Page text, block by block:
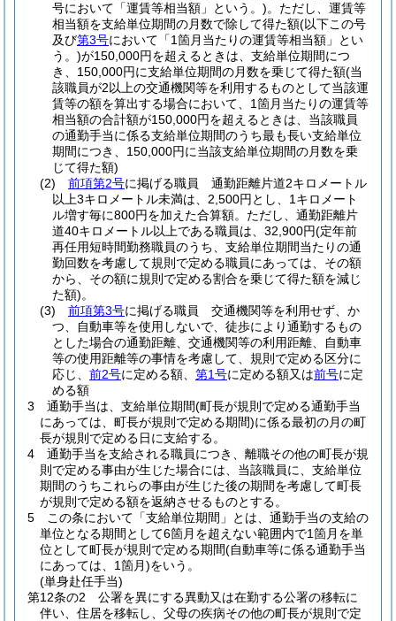
号において「運賃等相当額」という。)。 ただし、運賃等
相当額を支給単位期間の月数で除して得た額(以下この号
及び第3号において「1箇月当たりの運賃等相当額」とい
う。)が150,000円を超えるときは、支給単位期間につ
き、150,000円に支給単位期間の月数を乗じて得た額(当
該職員が2以上の交通機関等を利用するものとして当該運
賃等の額を算出する場合において、1箇月当たりの運賃等
相当額の合計額が150,000円を超えるときは、当該職員
の通勤手当に係る支給単位期間のうち最も長い支給単位
期間につき、150,000円に当該支給単位期間の月数を乗
じて得た額)
(2)
前項第2号に掲げる職員 通勤距離片道2キロメートル
以上3キロメートル未満は、2,500円とし、1キロメート
ル増す毎に800円を加えた合算額。 ただし、通勤距離片
道40キロメートル以上である職員は、32,900円(定年前
再任用短時間勤務職員のうち、支給単位期間当たりの通
勤回数を考慮して規則で定める職員にあっては、その額
から、その額に規則で定める割合を乗じて得た額を減じ
た額)。
(3)
前項第3号に掲げる職員 交通機関等を利用せず、か
つ、自動車等を使用しないで、徒歩により通勤するもの
とした場合の通勤距離、交通機関等の利用距離、自動車
等の使用距離等の事情を考慮して、規則で定める区分に
応じ、 前2号に定める額、 第1号に定める額又は前号に定
める額
3
通勤手当は、支給単位期間(町長が規則で定める通勤手当
にあっては、町長が規則で定める期間)に係る最初の月の町
長が規則で定める日に支給する。
4
通勤手当を支給される職員につき、離職その他の町長が規
則で定める事由が生じた場合には、当該職員に、支給単位
期間のうちこれらの事由が生じた後の期間を考慮して町長
が規則で定める額を返納させるものとする。
5
この条において「支給単位期間」とは、通勤手当の支給の
単位となる期間として6箇月を超えない範囲内で1箇月を単
位として町長が規則で定める期間(自動車等に係る通勤手当
にあっては、1箇月)をいう。
(単身赴任手当)
第12条の2
公署を異にする異動又は在勤する公署の移転に
伴い、住居を移転し、父母の疾病その他の町長が規則で定